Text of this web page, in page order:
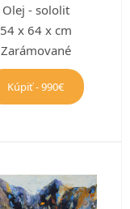
Olej - sololit
54 x 64 x cm
Zarámované
Kúpiť - 990€